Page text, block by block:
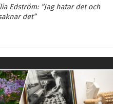
Edström: ”Jag hatar det och
det”